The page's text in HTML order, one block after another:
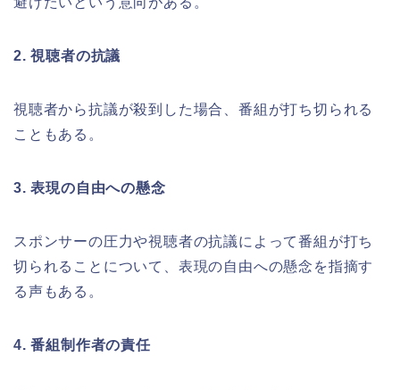
2. 視聴者の抗議
視聴者から抗議が殺到した場合、番組が打ち切られる
こともある。
3. 表現の自由への懸念
スポンサーの圧力や視聴者の抗議によって番組が打ち
切られることについて、表現の自由への懸念を指摘す
る声もある。
4. 番組制作者の責任